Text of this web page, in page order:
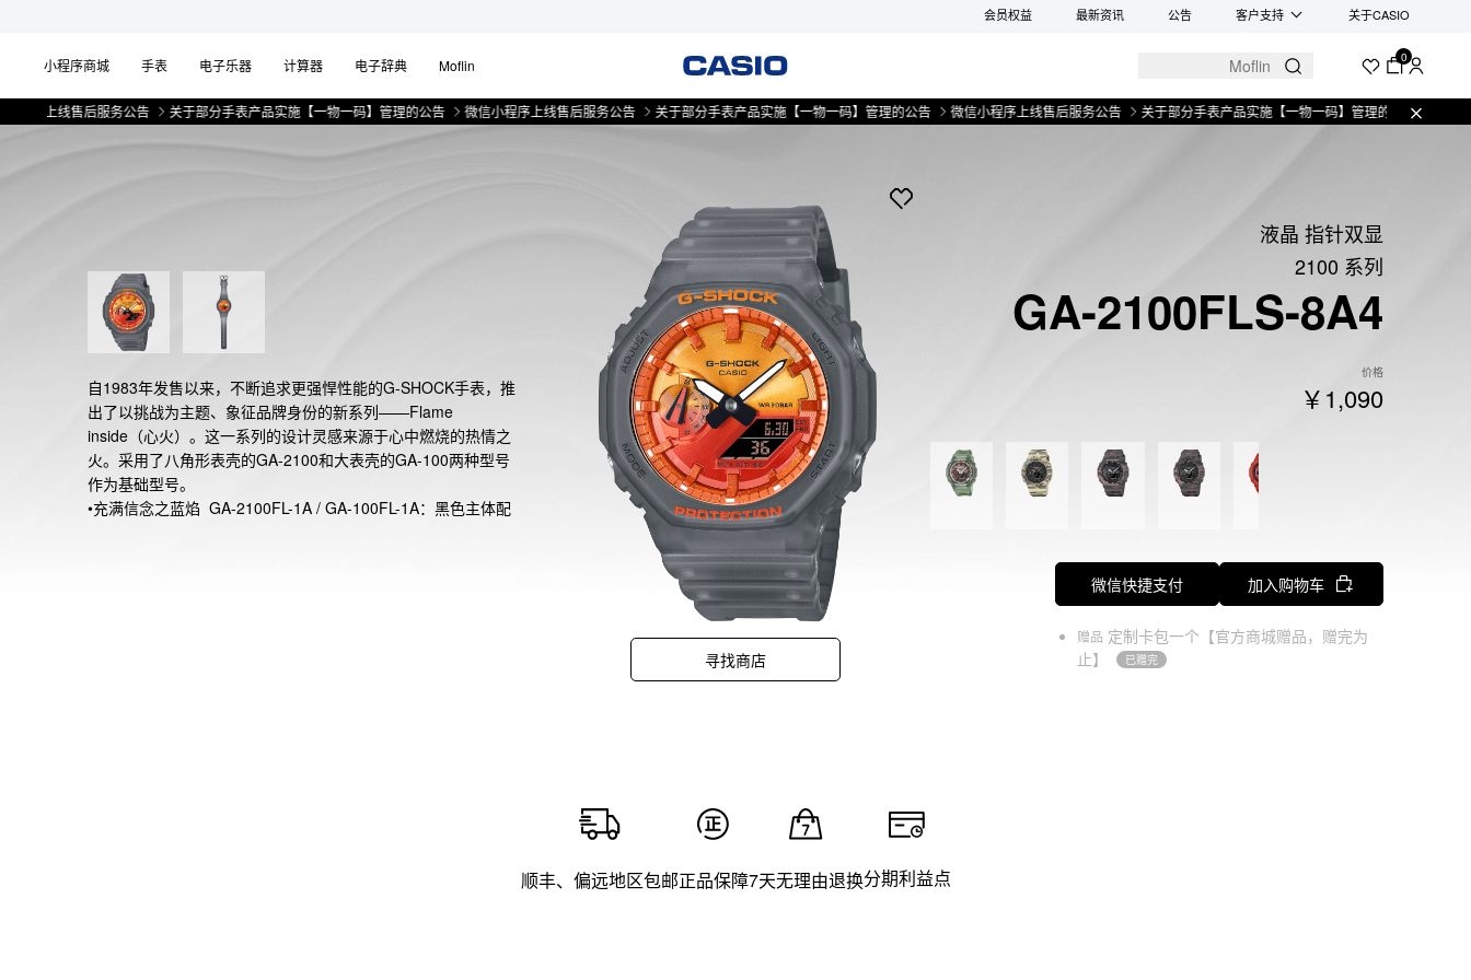
会员权益 最新资讯 公告 客户支持 关于CASIO
小程序商城 手表 电子乐器 计算器 电子辞典 Moflin 0
售后服务公告 关于部分手表产品实施【一物一码】管理的公告 微信小程序上线售后服务公告 关于部分手表产品实施【一物一码】管理的公告 微信小程序上线售后服务公告 关于部分手表产品实施【一物一码】管理的公告 微信小程序上
自1983年发售以来，不断追求更强悍性能的G-SHOCK手表，推
出了以挑战为主题、象征品牌身份的新系列——Flame
inside（心火）。这一系列的设计灵感来源于心中燃烧的热情之
火。采用了八角形表壳的GA-2100和大表壳的GA-100两种型号
作为基础型号。
•充满信念之蓝焰  GA-2100FL-1A / GA-100FL-1A：黑色主体配
寻找商店
液晶 指针双显
2100 系列
GA-2100FLS-8A4
价格
￥1,090
微信快捷支付 加入购物车
赠品 定制卡包一个【官方商城赠品，赠完为
止】
已赠完
顺丰、偏远地区包邮正品保障7天无理由退换分期利益点